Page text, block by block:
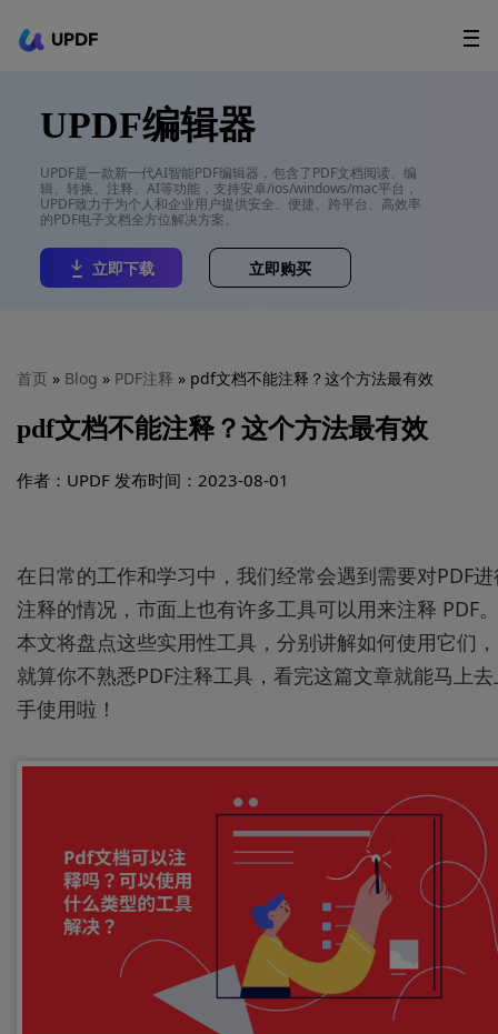
UPDF
AI Agents
用户指南
升级会员
UPDF编辑器
UPDF是一款新一代AI智能PDF编辑器，包含了PDF文档阅读、编
辑、转换、注释、AI等功能，支持安卓/ios/windows/mac平台，
UPDF致力于为个人和企业用户提供安全、便捷、跨平台、高效率
的PDF电子文档全方位解决方案。
立即下载 立即购买
首页 » Blog » PDF注释 » pdf文档不能注释？这个方法最有效
pdf文档不能注释？这个方法最有效
作者：UPDF 发布时间：2023-08-01
在日常的工作和学习中，我们经常会遇到需要对PDF
注释的情况，市面上也有许多工具可以用来注释 PDF。
本文将盘点这些实用性工具，分别讲解如何使用它们，
就算你不熟悉PDF注释工具，看完这篇文章就能马上
手使用啦！